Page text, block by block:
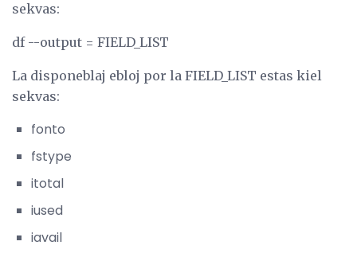
sekvas:
df --output = FIELD_LIST
La disponeblaj ebloj por la FIELD_LIST estas kiel
sekvas:
fonto
fstype
itotal
iused
iavail